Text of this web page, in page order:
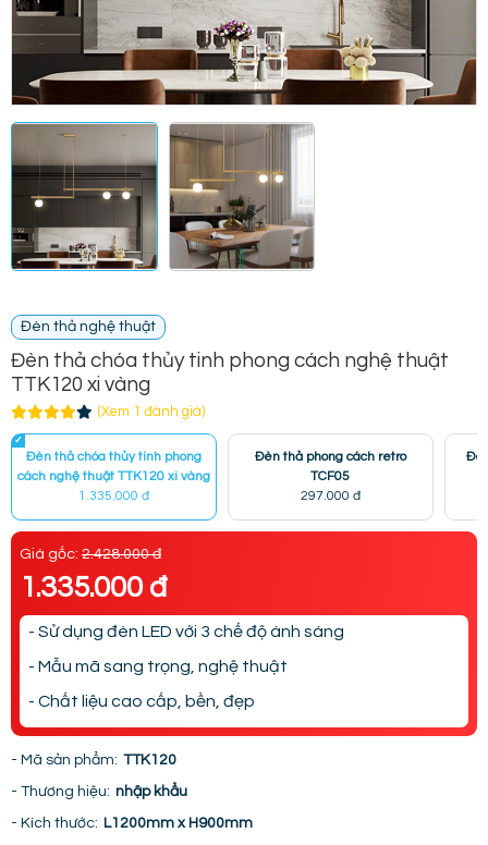
Đèn thả nghệ thuật
Đèn thả chóa thủy tinh phong cách nghệ thuật
TTK120 xi vàng
(Xem 1 đánh giá)
Đèn thả chóa thủy tinh phong
cách nghệ thuật TTK120 xi vàng
1.335.000 đ
Đèn thả phong cách retro
TCF05
297.000 đ
Giá gốc: 2.428.000 đ
1.335.000 đ
- Sử dụng đèn LED với 3 chế độ ánh sáng
- Mẫu mã sang trọng, nghệ thuật
- Chất liệu cao cấp, bền, đẹp
- Mã sản phẩm: TTK120
- Thương hiệu: nhập khẩu
- Kích thước: L1200mm x H900mm